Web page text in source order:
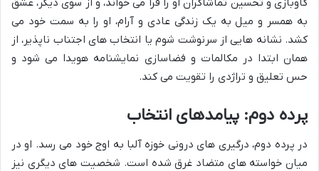
گاوبازی و تحسین تماشاگران او را فرا می خواند، و از سوی دیگر، عشق
به همسر و میل به یک زندگی عادی و آرام، او را به سمت خود می
کشد. نشانه هایی از سرنوشت شوم یا انتخاب های اجتناب ناپذیر، از
همان ابتدا در مکالمات و فضاسازی نمایشنامه هویدا می شود و
حس تعلیق و تراژدی را تقویت می کند.
پرده دوم: پیامدهای انتخاب
در پرده دوم، درگیری های درونی خوزه آلبا به اوج خود می رسد. او در
میان خواسته های متضاد غرق شده است. شخصیت های دیگری نیز